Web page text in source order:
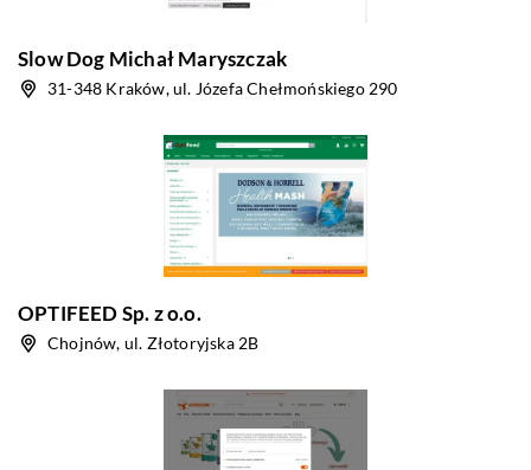
Slow Dog Michał Maryszczak
31-348 Kraków, ul. Józefa Chełmońskiego 290
OPTIFEED Sp. z o.o.
Chojnów, ul. Złotoryjska 2B